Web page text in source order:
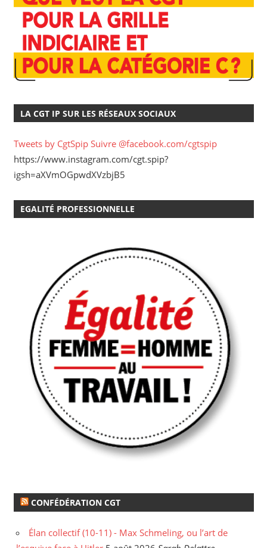
LA CGT IP SUR LES RÉSEAUX SOCIAUX
Tweets by CgtSpip Suivre @facebook.com/cgtspip
https://www.instagram.com/cgt.spip?
igsh=aXVmOGpwdXVzbjB5
EGALITÉ PROFESSIONNELLE
CONFÉDÉRATION CGT
Élan collectif (10-11) - Max Schmeling, ou l’art de